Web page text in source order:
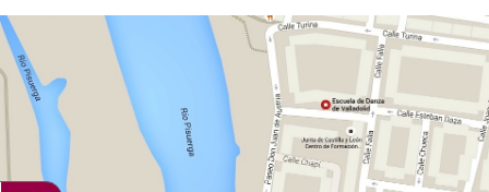
externa.externa.
la
noticia